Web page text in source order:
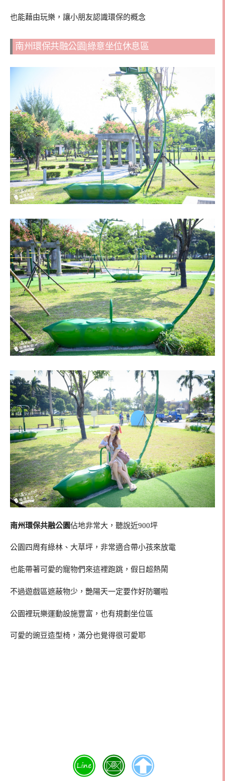
也能藉由玩樂，讓小朋友認識環保的概念
南州環保共融公園|綠意坐位休息區
南州環保共融公園佔地非常大，聽說近900坪
公園四周有綠林、大草坪，非常適合帶小孩來放電
也能帶著可愛的寵物們來這裡跑跳，假日超熱鬧
不過遊戲區遮蔽物少，艷陽天一定要作好防曬啦
公園裡玩樂運動設施豐富，也有規劃坐位區
可愛的豌豆造型椅，滿分也覺得很可愛耶